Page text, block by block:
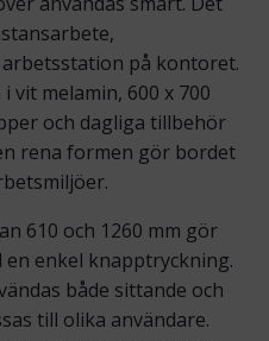
på kontoret.
vit melamin, 600 x 700
och dagliga tillbehör
rena formen gör bordet
610 och 1260 mm gör
enkel knapptryckning.
både sittande och
till olika användare.